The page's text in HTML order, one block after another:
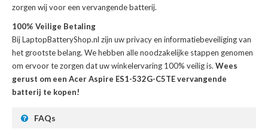
zorgen wij voor een vervangende batterij.
100% Veilige Betaling
Bij LaptopBatteryShop.nl zijn uw privacy en informatiebeveiliging van
het grootste belang. We hebben alle noodzakelijke stappen genomen
om ervoor te zorgen dat uw winkelervaring 100% veilig is. Wees
gerust om een Acer Aspire ES1-532G-C5TE vervangende
batterij te kopen!
FAQs